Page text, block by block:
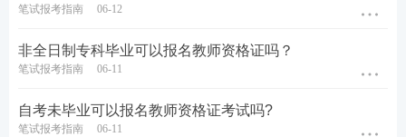
笔试报考指南 06-12
非全日制专科毕业可以报名教师资格证吗？
笔试报考指南 06-11
​自考未毕业可以报名教师资格证考试吗?
笔试报考指南 06-11